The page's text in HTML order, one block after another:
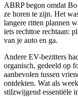
ABRP begon omdat
ze horen te zijn. Het
langere ritten plannen
iets rechttoe rechtaan:
van je auto en ga.
Andere EV-bezitters
organisch, gedeeld op
aanbevolen tussen
ontdekten. Wat als
stilzwijgend essentiële